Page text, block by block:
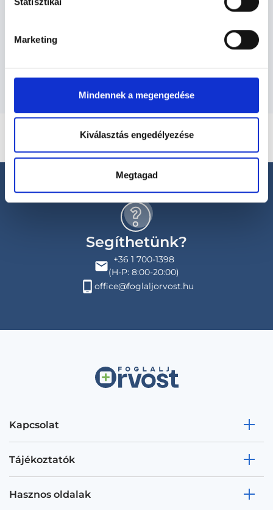
Marketing
Mindennek a megengedése
Kiválasztás engedélyezése
Megtagad
Reumatológia TERÜLETHEZ KAPCSOLÓDÓ
Segíthetünk?
+36 1 700-1398
(H-P: 8:00-20:00)
office@foglaljorvost.hu
Kapcsolat
Tájékoztatók
Hasznos oldalak